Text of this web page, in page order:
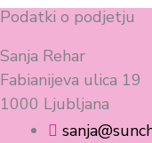
Podatki o podjetju
Sanja Rehar
Fabianijeva ulica 19
1000 Ljubljana